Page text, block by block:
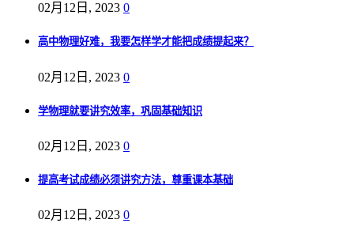
02月12日, 2023 0
高中物理好难，我要怎样学才能把成绩提起来？
02月12日, 2023 0
学物理就要讲究效率，巩固基础知识
02月12日, 2023 0
提高考试成绩必须讲究方法，尊重课本基础
02月12日, 2023 0